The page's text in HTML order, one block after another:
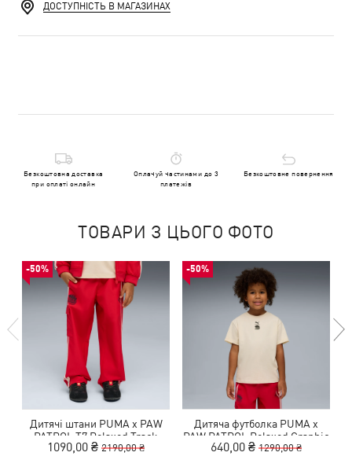
ДОСТУПНІСТЬ В МАГАЗИНАХ
Безкоштовна доставка
при оплаті онлайн
Оплачуй частинами до 3
платежів
Безкоштовне повернення
ТОВАРИ З ЦЬОГО ФОТО
-50%
Дитячі штани PUMA x PAW
PATROL T7 Relaxed Track
Pants Kids
1090,00 ₴ 2190,00 ₴
-50%
Дитяча футболка PUMA x
PAW PATROL Relaxed Graphic
Tee Kids
640,00 ₴ 1290,00 ₴